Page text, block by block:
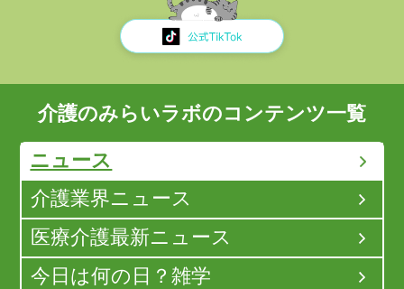
介護のみらいラボのコンテンツ一覧
ニュース
介護業界ニュース
医療介護最新ニュース
今日は何の日？雑学